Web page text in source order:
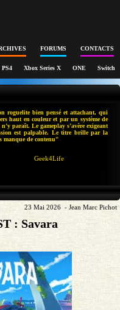
FORUMS CONTACTS
PS4 Xbox Series X ONE Switch
roguelite bien pensé et attachant, qui
haut en couleur et par un système de
paraît. Le gameplay s’avère exigeant
est palpable. Le titre brille par la
manque de contenu"
Geek4Life
23 Mai 2026 - Jean Marc Pichot
: Savara